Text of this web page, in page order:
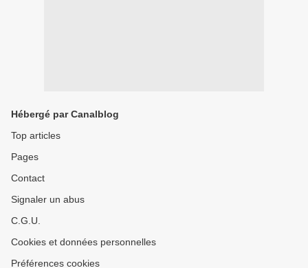
Hébergé par Canalblog
Top articles
Pages
Contact
Signaler un abus
C.G.U.
Cookies et données personnelles
Préférences cookies